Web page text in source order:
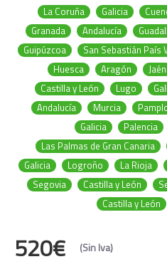
La Coruña
Galicia
Granada
Andalucía
Guipúzcoa
San Sebastián País
Huesca
Aragón Jaén
Castilla y León
Lugo
Andalucía
Murcia
Galicia
Palencia
Las Palmas de Gran Canaria
Galicia
Logroño La Rioja
Segovia
Castilla y León
Castilla y León
520€ (Sin Iva)